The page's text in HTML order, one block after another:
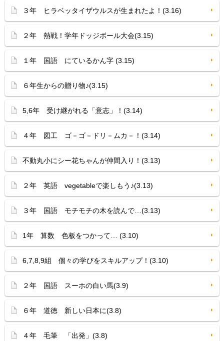
３年 ヒラベッタイザウルスが生まれたよ！(3.16)
２年 熱戦！学年ドッジボール大会(3.15)
１年 国語 にているかん字 (3.15)
６年生からの贈り物♪(3.15)
5,6年 受け継がれる「意志」！(3.14)
４年 図工 ゴ－ゴ－ドリ－ムカ－！(3.14)
不動丸小にシー花ちゃんが仲間入り！(3.13)
２年 英語 vegetableで楽しもう♪(3.13)
３年 国語 モチモチの木を読んで…(3.13)
1年 算数 色板をつかって… (3.10)
6,7,8,9組 個々の学びをスキルアップ！(3.10)
２年 国語 スーホの白い馬(3.9)
６年 道徳 新しい日本に(3.8)
４年 毛筆 「出発」(3.8)